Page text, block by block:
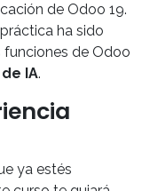
de Odoo 19.
ha sido
funciones de Odoo
IA.
ya estés